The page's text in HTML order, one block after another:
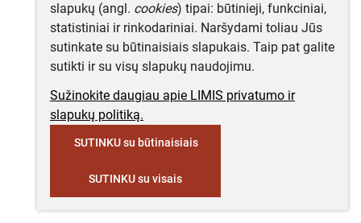
slapukų (angl. cookies) tipai: būtinieji, funkciniai,
statistiniai ir rinkodariniai. Naršydami toliau Jūs
sutinkate su būtinaisiais slapukais. Taip pat galite
sutikti ir su visų slapukų naudojimu.
Sužinokite daugiau apie LIMIS privatumo ir
slapukų politiką.
SUTINKU su būtinaisiais
SUTINKU su visais